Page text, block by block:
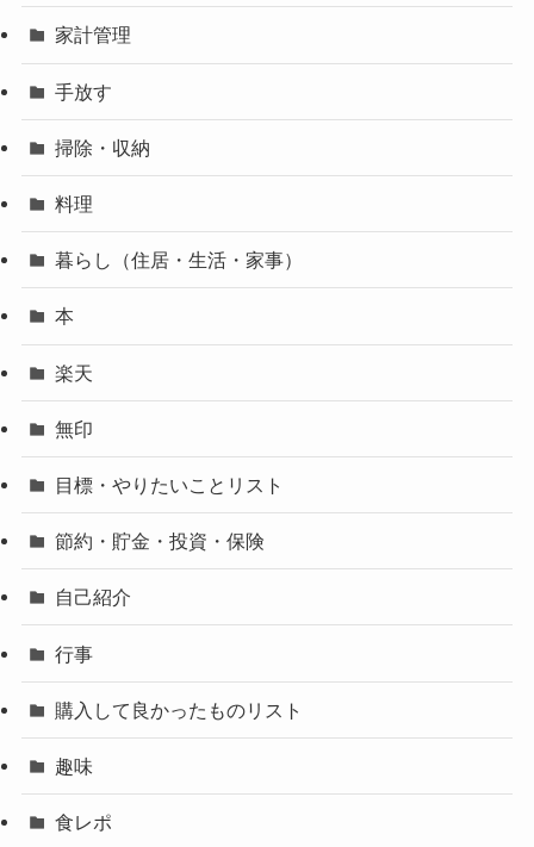
家計管理
手放す
掃除・収納
料理
暮らし（住居・生活・家事）
本
楽天
無印
目標・やりたいことリスト
節約・貯金・投資・保険
自己紹介
行事
購入して良かったものリスト
趣味
食レポ